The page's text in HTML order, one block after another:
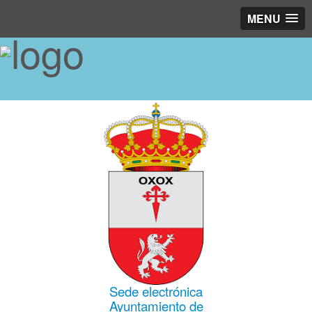
MENU
Sede electrónica
Ayuntamiento de